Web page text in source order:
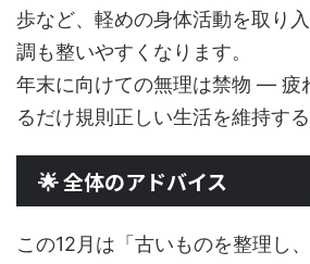
歩など、軽めの身体活動を取り
調も整いやすくなります。
年末に向けての無理は禁物 — 疲
るだけ規則正しい生活を維持する
🌟 全体のアドバイス
この12月は「古いものを整理し